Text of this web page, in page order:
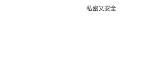
私密又安全